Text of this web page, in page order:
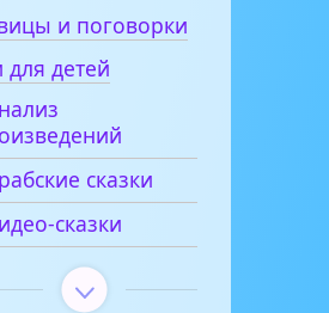
и поговорки
для детей
сказки
сказки